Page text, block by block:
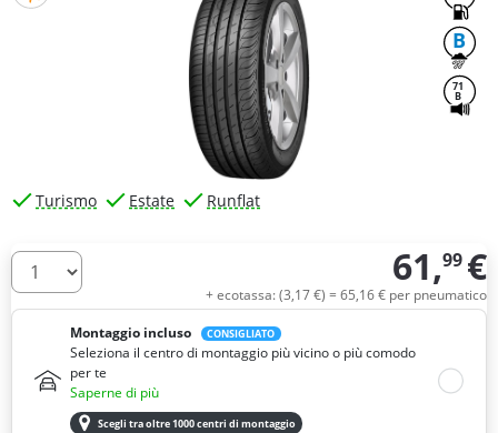
B
71
B
Turismo Estate Runflat
Quantità 61,99 €
+ ecotassa: (3,17€) = 65,16€ per pneumatico
Montaggio incluso
CONSIGLIATO
Seleziona il centro di montaggio più vicino o più comodo
per te
Saperne di più
Scegli tra oltre 1000 centri di montaggio